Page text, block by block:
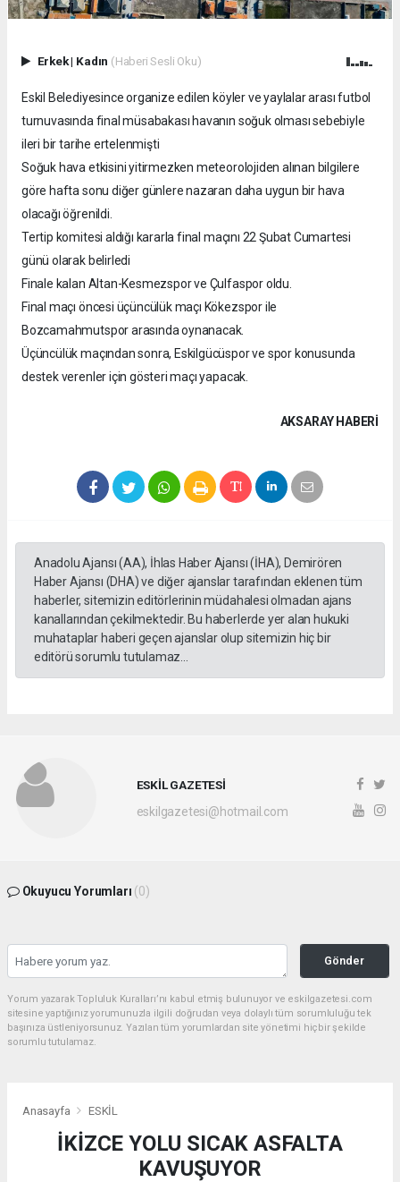
Erkek| Kadın (Haberi Sesli Oku)
Eskil Belediyesince organize edilen köyler ve yaylalar arası futbol
turnuvasında final müsabakası havanın soğuk olması sebebiyle
ileri bir tarihe ertelenmişti
Soğuk hava etkisini yitirmezken meteorolojiden alınan bilgilere
göre hafta sonu diğer günlere nazaran daha uygun bir hava
olacağı öğrenildi.
Tertip komitesi aldığı kararla final maçını 22 Şubat Cumartesi
günü olarak belirledi
Finale kalan Altan-Kesmezspor ve Çulfaspor oldu.
Final maçı öncesi üçüncülük maçı Kökezspor ile
Bozcamahmutspor arasında oynanacak.
Üçüncülük maçından sonra, Eskilgücüspor ve spor konusunda
destek verenler için gösteri maçı yapacak.
AKSARAY HABERİ
Anadolu Ajansı (AA), İhlas Haber Ajansı (İHA), Demirören
Haber Ajansı (DHA) ve diğer ajanslar tarafından eklenen tüm
haberler, sitemizin editörlerinin müdahalesi olmadan ajans
kanallarından çekilmektedir. Bu haberlerde yer alan hukuki
muhataplar haberi geçen ajanslar olup sitemizin hiç bir
editörü sorumlu tutulamaz...
ESKİL GAZETESİ
eskilgazetesi@hotmail.com
Okuyucu Yorumları (0)
Gönder
Yorum yazarak Topluluk Kuralları’nı kabul etmiş bulunuyor ve eskilgazetesi.com
sitesine yaptığınız yorumunuzla ilgili doğrudan veya dolaylı tüm sorumluluğu tek
başınıza üstleniyorsunuz. Yazılan tüm yorumlardan site yönetimi hiçbir şekilde
sorumlu tutulamaz.
Anasayfa ESKİL
İKİZCE YOLU SICAK ASFALTA
KAVUŞUYOR